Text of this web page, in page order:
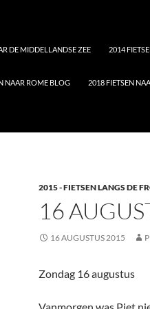
DE MIDDELLANDSE ZEE 2014
NAAR ROME BLOG 2018 FIETSEN
2015 - FIETSEN LANGS DE
16
16 AUGUSTUS 2015
Zondag 16 augustus